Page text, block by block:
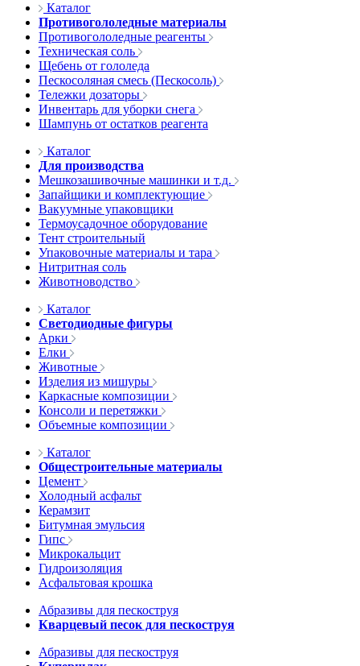
Каталог
Противогололедные материалы
Противогололедные реагенты
Техническая соль
Щебень от гололеда
Пескосоляная смесь (Пескосоль)
Тележки дозаторы
Инвентарь для уборки снега
Шампунь от остатков реагента
Каталог
Для производства
Мешкозашивочные машинки и т.д.
Запайщики и комплектующие
Вакуумные упаковщики
Термоусадочное оборудование
Тент строительный
Упаковочные материалы и тара
Нитритная соль
Животноводство
Каталог
Светодиодные фигуры
Арки
Елки
Животные
Изделия из мишуры
Каркасные композиции
Консоли и перетяжки
Объемные композиции
Каталог
Общестроительные материалы
Цемент
Холодный асфальт
Керамзит
Битумная эмульсия
Гипс
Микрокальцит
Гидроизоляция
Асфальтовая крошка
Абразивы для пескоструя
Кварцевый песок для пескоструя
Абразивы для пескоструя